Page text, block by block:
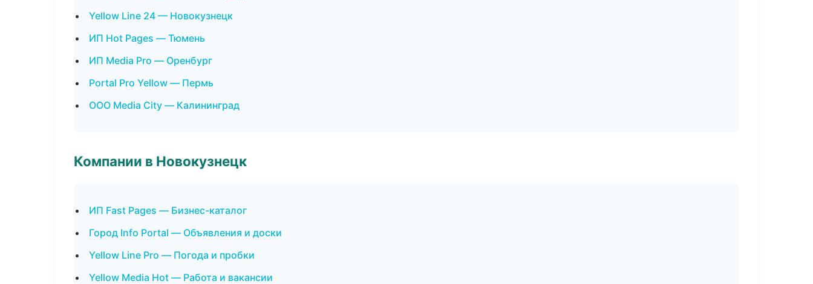
Yellow Line 24 — Новокузнецк
ИП Hot Pages — Тюмень
ИП Media Pro — Оренбург
Portal Pro Yellow — Пермь
ООО Media City — Калининград
Компании в Новокузнецк
ИП Fast Pages — Бизнес-каталог
Город Info Portal — Объявления и доски
Yellow Line Pro — Погода и пробки
Yellow Media Hot — Работа и вакансии